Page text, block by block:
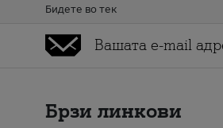
Бидете во тек
Брзи линкови